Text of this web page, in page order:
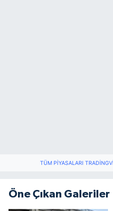
TÜM PIYASALARI
Öne Çıkan Galeriler